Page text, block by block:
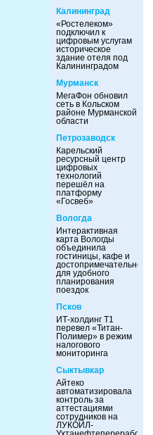
Калининград
«Ростелеком»
подключил к
цифровым услугам
историческое
здание отеля под
Калининградом
Мурманск
МегаФон обновил
сеть в Кольском
районе Мурманской
области
Петрозаводск
Карельский
ресурсный центр
цифровых
технологий
перешёл на
платформу
«Госвеб»
Вологда
Интерактивная
карта Вологды
объединила
гостиницы, кафе и
достопримечательности
для удобного
планирования
поездок
Псков
ИТ-холдинг Т1
перевел «Титан-
Полимер» в режим
налогового
мониторинга
Сыктывкар
Айтеко
автоматизировала
контроль за
аттестациями
сотрудников на
ЛУКОЙЛ-